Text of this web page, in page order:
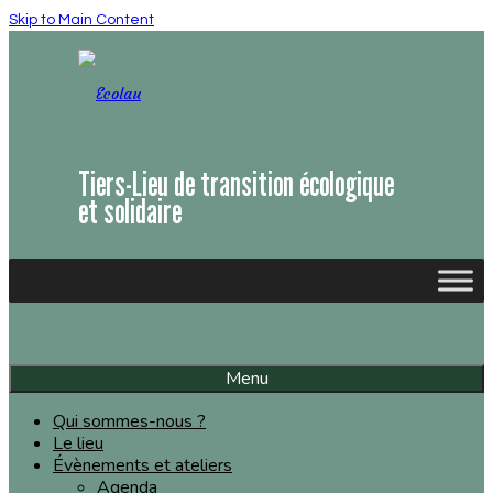
Skip to Main Content
Tiers-Lieu de transition écologique
et solidaire
Menu
Qui sommes-nous ?
Le lieu
Évènements et ateliers
Agenda